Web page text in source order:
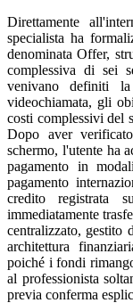
Direttamente
specialista ha
denominata Offer,
complessiva di sei
venivano definiti
videochiamata, gli
costi complessivi del
Dopo aver
schermo, l'utente ha
pagamento in
pagamento
credito registrata
immediatamente
centralizzato, gestito
architettura
poiché i fondi
al professionista
previa conferma